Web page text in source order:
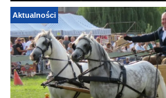
Aktualności